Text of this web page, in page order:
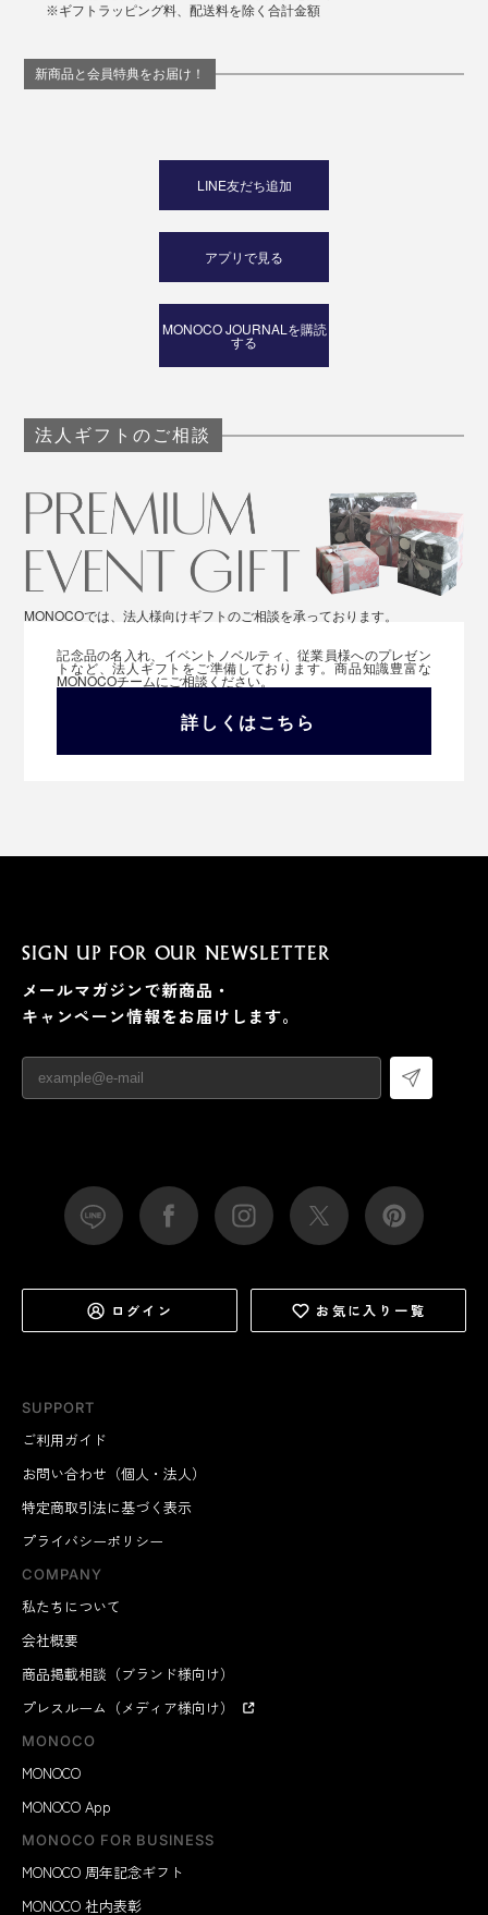
※ギフトラッピング料、配送料を除く合計金額
新商品と会員特典をお届け！
LINE友だち追加
アプリで見る
MONOCO JOURNALを購読
する
法人ギフトのご相談
MONOCOでは、法人様向けギフトのご相談を承っております。
記念品の名入れ、イベントノベルティ、従業員様へのプレゼン
トなど、法人ギフトをご準備しております。商品知識豊富な
MONOCOチームにご相談ください。
詳しくはこちら
SUPPORT
ご利用ガイド
お問い合わせ（個人・法人）
特定商取引法に基づく表示
プライバシーポリシー
COMPANY
私たちについて
会社概要
商品掲載相談（ブランド様向け）
プレスルーム（メディア様向け）
MONOCO
MONOCO
MONOCO App
MONOCO FOR BUSINESS
MONOCO 周年記念ギフト
MONOCO 社内表彰
SIGN UP FOR OUR NEWSLETTER
メールマガジンで新商品・
キャンペーン情報をお届けします。
ログイン お気に入り一覧